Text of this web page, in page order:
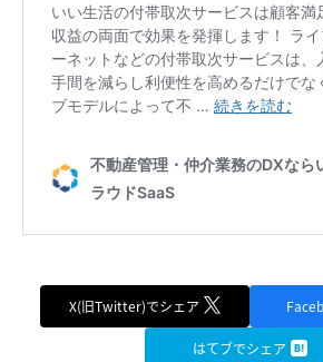
X(旧Twitter)でシェア
はてブでシェア